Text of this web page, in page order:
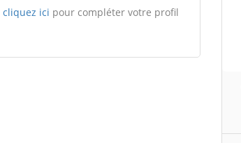
cliquez ici pour compléter votre profil